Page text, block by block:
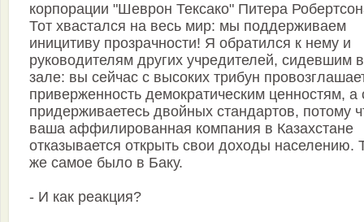
корпорации "Шеврон Тексако" Питера
Тот хвастался на весь мир: мы поддерживаем
иницитиву прозрачности! Я обратился к нему и
руководителям других учредителей, сидевшим
зале: вы сейчас с высоких трибун
приверженность демократическим ценностям, а
придерживаетесь двойных стандартов, потому
ваша аффилированная компания в Казахстане
отказывается открыть свои доходы населению.
же самое было в Баку.
- И как реакция?